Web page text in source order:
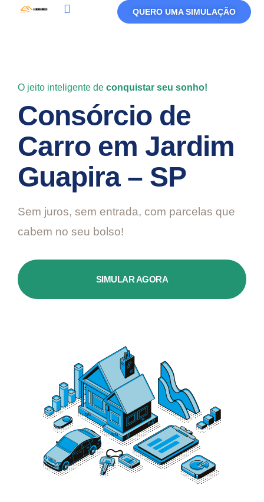
QUERO UMA SIMULAÇÃO
O jeito inteligente de conquistar seu sonho!
Consórcio de
Carro em Jardim
Guapira – SP
Sem juros, sem entrada, com parcelas que
cabem no seu bolso!
SIMULAR AGORA